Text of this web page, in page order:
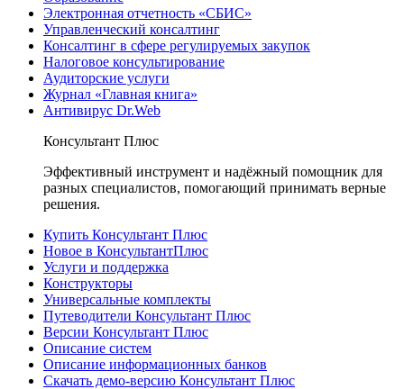
Электронная отчетность «СБИС»
Управленческий консалтинг
Консалтинг в сфере регулируемых закупок
Налоговое консультирование
Аудиторские услуги
Журнал «Главная книга»
Антивирус Dr.Web
Консультант Плюс
Эффективный инструмент и надёжный помощник для
разных специалистов, помогающий принимать верные
решения.
Купить Консультант Плюс
Новое в КонсультантПлюс
Услуги и поддержка
Конструкторы
Универсальные комплекты
Путеводители Консультант Плюс
Версии Консультант Плюс
Описание систем
Описание информационных банков
Скачать демо-версию Консультант Плюс